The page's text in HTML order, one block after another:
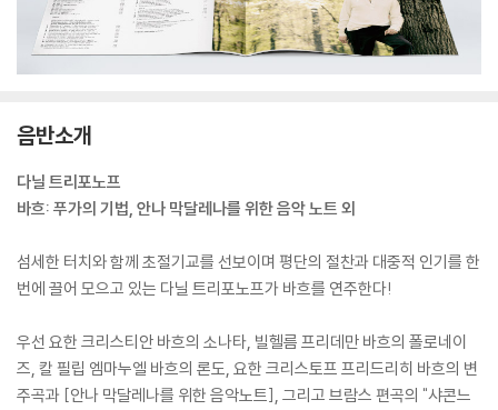
음반소개
다닐 트리포노프
바흐: 푸가의 기법, 안나 막달레나를 위한 음악 노트 외
섬세한 터치와 함께 초절기교를 선보이며 평단의 절찬과 대중적 인기를 한
번에 끌어 모으고 있는 다닐 트리포노프가 바흐를 연주한다!
우선 요한 크리스티안 바흐의 소나타, 빌헬름 프리데만 바흐의 폴로네이
즈, 칼 필립 엠마누엘 바흐의 론도, 요한 크리스토프 프리드리히 바흐의 변
주곡과 [안나 막달레나를 위한 음악노트], 그리고 브람스 편곡의 "샤콘느